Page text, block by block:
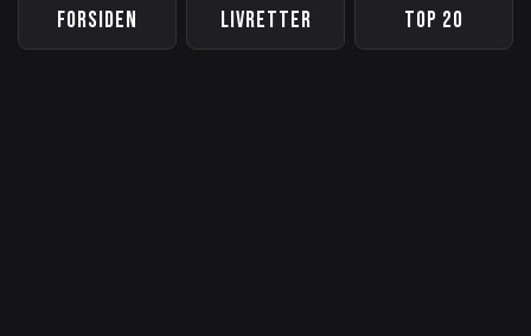
FORSIDEN
LIVRETTER
TOP 20